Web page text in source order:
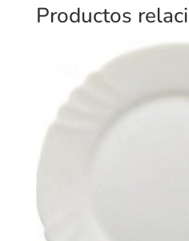
Productos